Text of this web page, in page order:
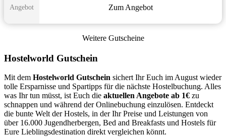
Angebot Zum Angebot
Weitere Gutscheine
Hostelworld Gutschein
Mit dem Hostelworld Gutschein sichert Ihr Euch im August wieder
tolle Ersparnisse und Spartipps für die nächste Hostelbuchung. Alles
was Ihr tun müsst, ist Euch die aktuellen Angebote ab 1€ zu
schnappen und während der Onlinebuchung einzulösen. Entdeckt
die bunte Welt der Hostels, in der Ihr Preise und Leistungen von
über 16.000 Jugendherbergen, Bed and Breakfasts und Hostels für
Eure Lieblingsdestination direkt vergleichen könnt.